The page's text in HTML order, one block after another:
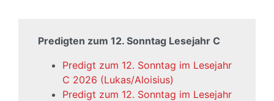
Predigten zum 12. Sonntag Lesejahr C
Predigt zum 12. Sonntag im Lesejahr
C 2026 (Lukas/Aloisius)
Predigt zum 12. Sonntag im Lesejahr